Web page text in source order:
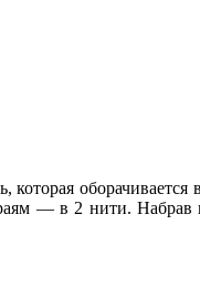
— в 2 нити.Набрав